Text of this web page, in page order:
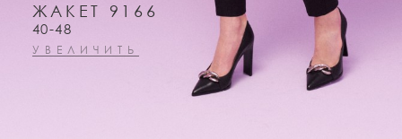
ЖАКЕТ 9166
40-48
УВЕЛИЧИТЬ